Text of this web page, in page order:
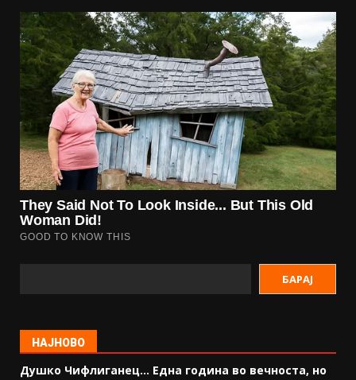
БАРАЈ
НАЈНОВО
Душко Чифлиганец… Eдна година во вечноста, но